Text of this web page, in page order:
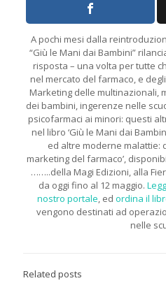
A pochi mesi dalla
“Giù le Mani dai Bambini”
risposta – una volta per tutte
nel mercato del farmaco, e
Marketing delle multinazionali,
dei bambini, ingerenze nelle
psicofarmaci ai minori: questi
nel libro ‘Giù le Mani dai
ed altre moderne malattie:
marketing del farmaco’,
……..della Magi Edizioni, alla
da oggi fino al 12 maggio.
nostro portale, ed ordina il
vengono destinati ad
nelle
Related posts